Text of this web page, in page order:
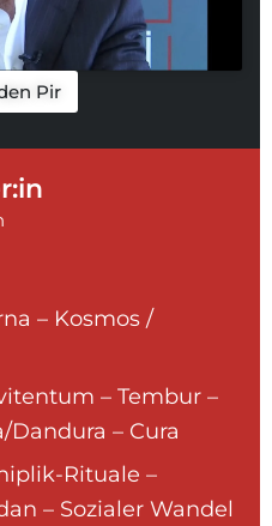
Pir
– Kosmos /
– Tembur –
Dandura – Cura
Rituale –
– Sozialer Wandel